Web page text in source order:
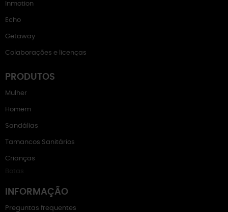
Inmotion
Echo
Getaway
Colaborações e licenças
PRODUTOS
Mulher
Homem
Sandálias
Tamancos Sanitários
Crianças
Botas
INFORMAÇÃO
Preguntas frequentes